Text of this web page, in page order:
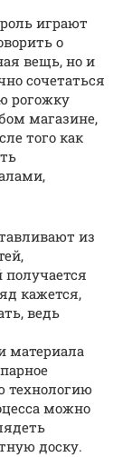
играют
о
вещь, но и
сочетаться
рогожку
магазине,
того как
из
кажется,
ведь
материала
технологию
можно
доску.